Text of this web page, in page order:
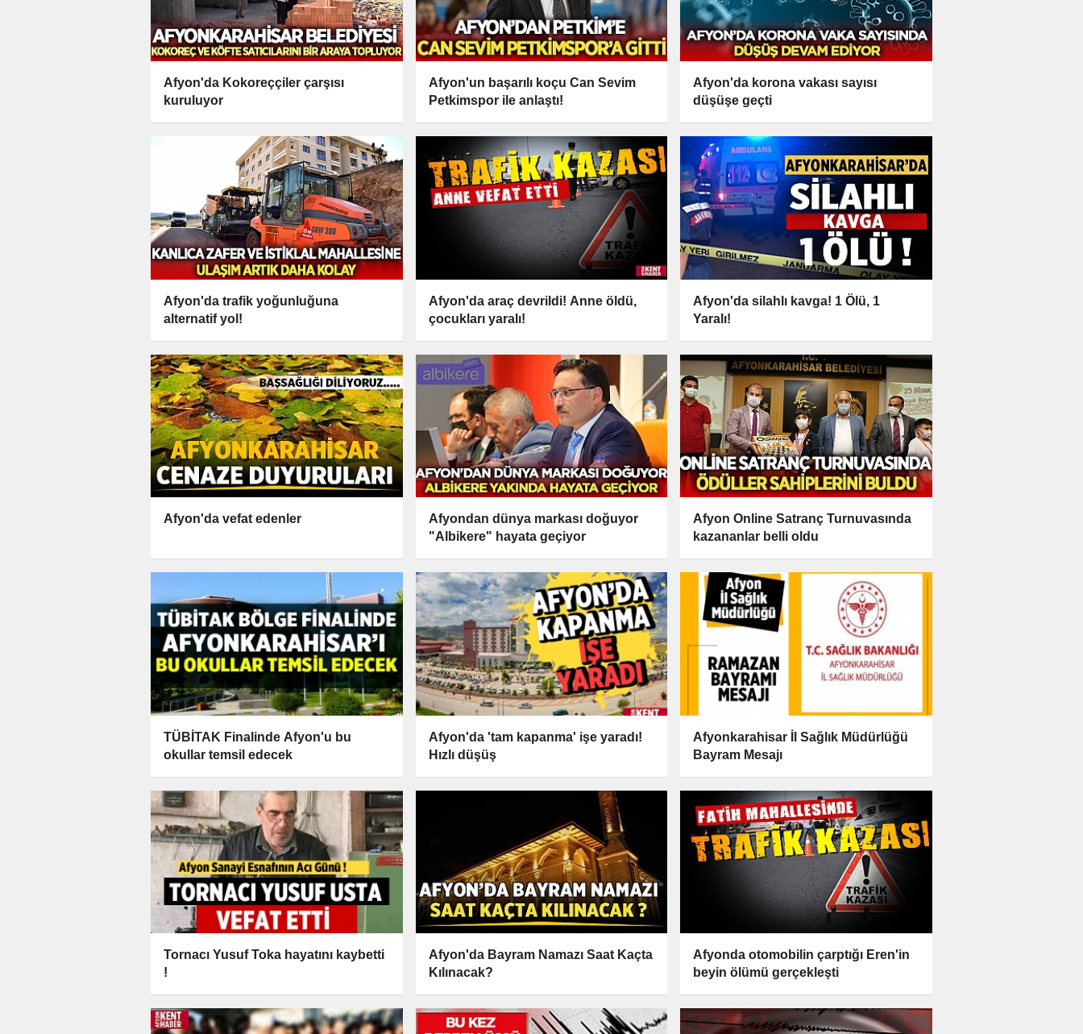
Afyon'da Kokoreççiler çarşısı
kuruluyor
Afyon'un başarılı koçu Can Sevim
Petkimspor ile anlaştı!
Afyon'da korona vakası sayısı
düşüşe geçti
Afyon'da trafik yoğunluğuna
alternatif yol!
Afyon'da araç devrildi! Anne öldü,
çocukları yaralı!
Afyon'da silahlı kavga! 1 Ölü, 1
Yaralı!
Afyon'da vefat edenler
Afyondan dünya markası doğuyor
"Albikere" hayata geçiyor
Afyon Online Satranç Turnuvasında
kazananlar belli oldu
TÜBİTAK Finalinde Afyon'u bu
okullar temsil edecek
Afyon'da 'tam kapanma' işe yaradı!
Hızlı düşüş
Afyonkarahisar İl Sağlık Müdürlüğü
Bayram Mesajı
Tornacı Yusuf Toka hayatını kaybetti
!
Afyon'da Bayram Namazı Saat Kaçta
Kılınacak?
Afyonda otomobilin çarptığı Eren'in
beyin ölümü gerçekleşti